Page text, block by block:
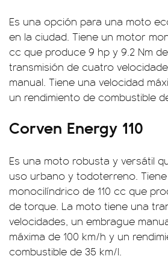
Es una opción para una moto
en la ciudad. Tiene un motor
cc que produce 9 hp y 9.2 Nm
transmisión de cuatro
manual. Tiene una velocidad
un rendimiento de combustible
Corven Energy 110
Es una moto robusta y versátil
uso urbano y todoterreno.
monocilíndrico de 110 cc que
de torque. La moto tiene una
velocidades, un embrague
máxima de 100 km/h y un
combustible de 35 km/l.